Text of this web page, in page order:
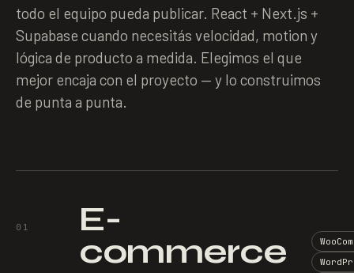
todo el equipo pueda publicar. React + Next.js +
Supabase cuando necesitás velocidad, motion y
lógica de producto a medida. Elegimos el que
mejor encaja con el proyecto — y lo construimos
de punta a punta.
01 E-
commerce